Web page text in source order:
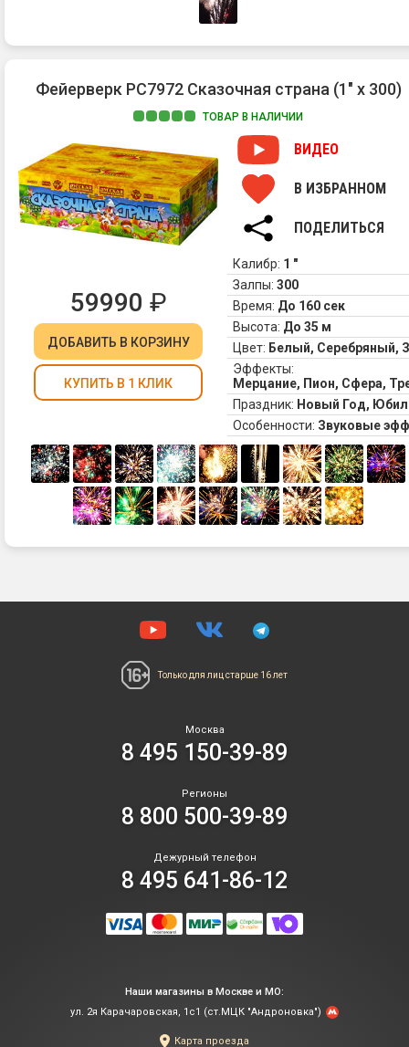
Фейерверк РС7972 Сказочная страна (1" х 300)
ТОВАР В НАЛИЧИИ
ВИДЕО
В ИЗБРАННОМ
ПОДЕЛИТЬСЯ
59990 ₽
ДОБАВИТЬ В КОРЗИНУ
КУПИТЬ В 1 КЛИК
Калибр: 1 "
Залпы: 300
Время: До 160 сек
Высота: До 35 м
Цвет: Белый, Серебряный,
Эффекты:
Мерцание, Пион, Сфера,
Праздник: Новый Год,
Особенности: Звуковые
Только для лиц старше 16 лет
Москва
8 495 150-39-89
Регионы
8 800 500-39-89
Дежурный телефон
8 495 641-86-12
Наши магазины в Москве и МО:
ул. 2я Карачаровская, 1с1 (ст.МЦК "Андроновка")
Карта проезда